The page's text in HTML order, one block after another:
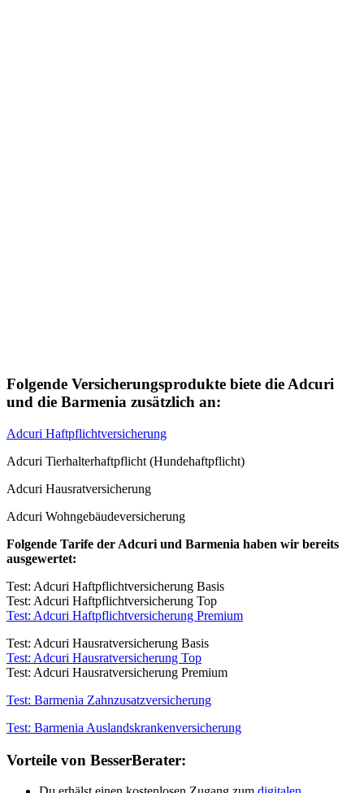
Folgende Versicherungsprodukte biete die Adcuri
und die Barmenia zusätzlich an:
Adcuri Haftpflichtversicherung
Adcuri Tierhalterhaftpflicht (Hundehaftpflicht)
Adcuri Hausratversicherung
Adcuri Wohngebäudeversicherung
Folgende Tarife der Adcuri und Barmenia haben wir bereits
ausgewertet:
Test: Adcuri Haftpflichtversicherung Basis
Test: Adcuri Haftpflichtversicherung Top
Test: Adcuri Haftpflichtversicherung Premium
Test: Adcuri Hausratversicherung Basis
Test: Adcuri Hausratversicherung Top
Test: Adcuri Hausratversicherung Premium
Test: Barmenia Zahnzusatzversicherung
Test: Barmenia Auslandskrankenversicherung
Vorteile von BesserBerater: